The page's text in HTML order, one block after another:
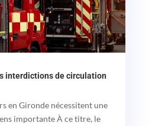
interdictions de circulation
en Gironde nécessitent une
importante À ce titre, le